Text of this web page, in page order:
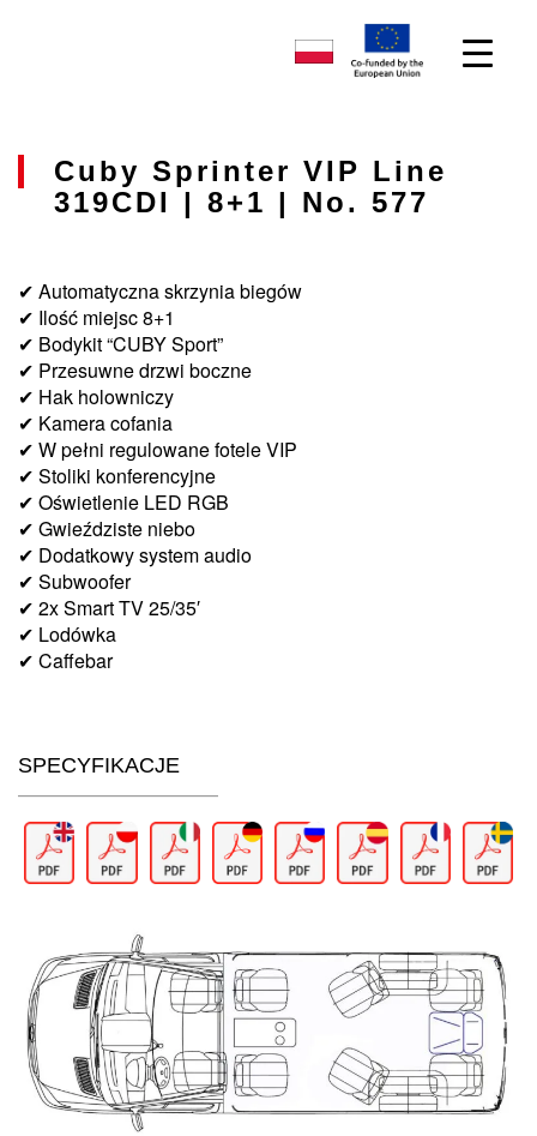
Cuby Sprinter VIP Line
319CDI | 8+1 | No. 577
✔ Automatyczna skrzynia biegów
✔ Ilość miejsc 8+1
✔ Bodykit “CUBY Sport”
✔ Przesuwne drzwi boczne
✔ Hak holowniczy
✔ Kamera cofania
✔ W pełni regulowane fotele VIP
✔ Stoliki konferencyjne
✔ Oświetlenie LED RGB
✔ Gwieździste niebo
✔ Dodatkowy system audio
✔ Subwoofer
✔ 2x Smart TV 25/35′
✔ Lodówka
✔ Caffebar
SPECYFIKACJE